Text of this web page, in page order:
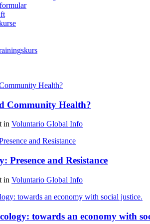
Community Health?
in Voluntario Global Info
Presence and Resistance
in Voluntario Global Info
towards an economy with